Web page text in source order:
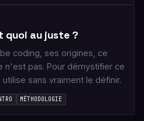
quoi au juste ?
coding, ses origines, ce
pas. Pour démystifier ce
sans vraiment le définir.
MÉTHODOLOGIE